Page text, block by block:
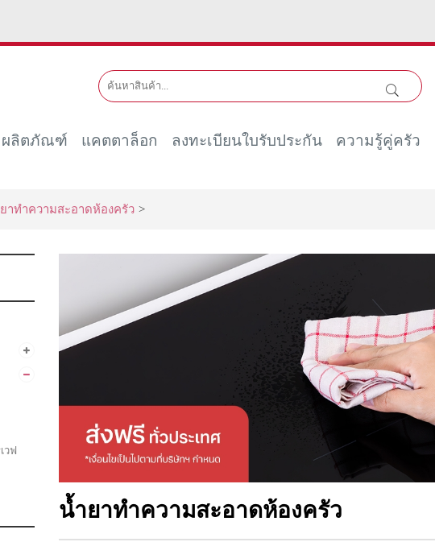
ผลิตภัณฑ์ แคตตาล็อก ลงทะเบียนใบรับประกัน ความรู้คู่ครัว
าทำความสะอาดห้องครัว >
ล้าง
วฟ
น้ำยาทำความสะอาดห้องครัว